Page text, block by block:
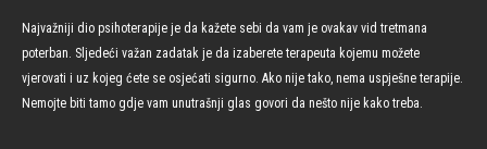
Najvažniji dio psihoterapije je da kažete sebi da vam je ovakav vid tretmana
poterban. Sljedeći važan zadatak je da izaberete terapeuta kojemu možete
vjerovati i uz kojeg ćete se osjećati sigurno. Ako nije tako, nema uspješne terapije.
Nemojte biti tamo gdje vam unutrašnji glas govori da nešto nije kako treba.